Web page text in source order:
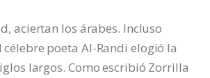
aciertan los árabes. Incluso
poeta Al-Randi elogió la
largos. Como escribió Zorrilla